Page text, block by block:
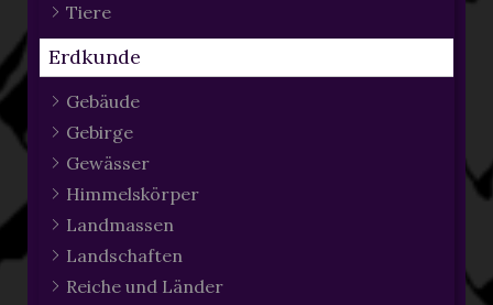
Tiere
Erdkunde
Gebäude
Gebirge
Gewässer
Himmelskörper
Landmassen
Landschaften
Reiche und Länder